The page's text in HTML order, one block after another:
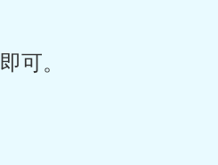
可。